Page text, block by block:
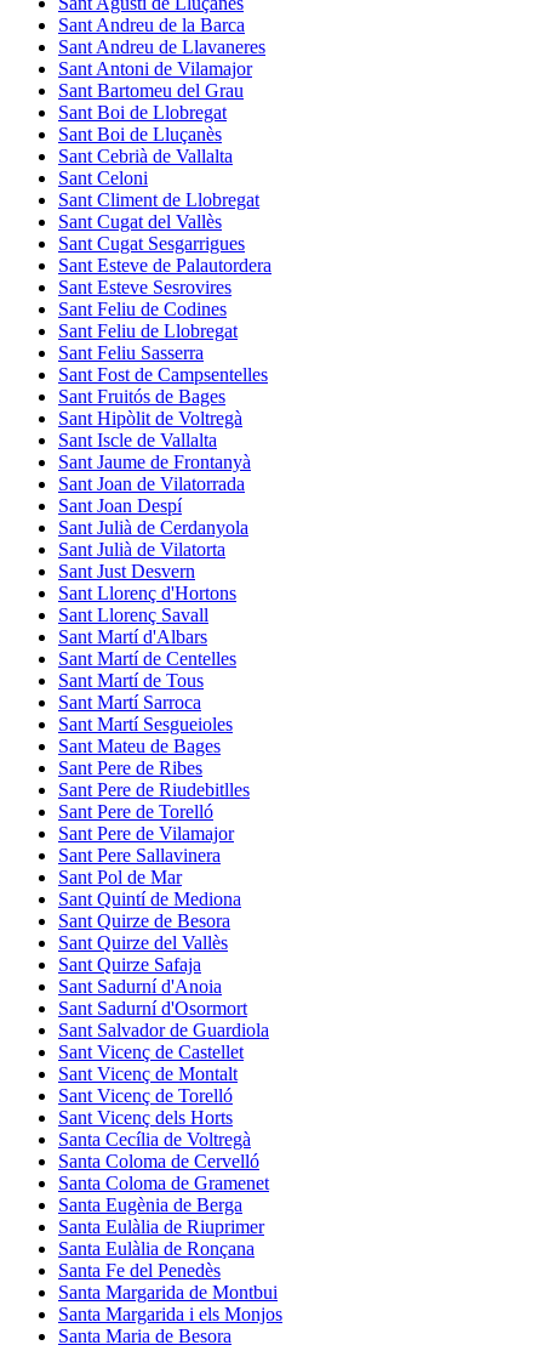
Sant Andreu de la Barca
Sant Andreu de Llavaneres
Sant Antoni de Vilamajor
Sant Bartomeu del Grau
Sant Boi de Llobregat
Sant Boi de Lluçanès
Sant Cebrià de Vallalta
Sant Celoni
Sant Climent de Llobregat
Sant Cugat del Vallès
Sant Cugat Sesgarrigues
Sant Esteve de Palautordera
Sant Esteve Sesrovires
Sant Feliu de Codines
Sant Feliu de Llobregat
Sant Feliu Sasserra
Sant Fost de Campsentelles
Sant Fruitós de Bages
Sant Hipòlit de Voltregà
Sant Iscle de Vallalta
Sant Jaume de Frontanyà
Sant Joan de Vilatorrada
Sant Joan Despí
Sant Julià de Cerdanyola
Sant Julià de Vilatorta
Sant Just Desvern
Sant Llorenç d'Hortons
Sant Llorenç Savall
Sant Martí d'Albars
Sant Martí de Centelles
Sant Martí de Tous
Sant Martí Sarroca
Sant Martí Sesgueioles
Sant Mateu de Bages
Sant Pere de Ribes
Sant Pere de Riudebitlles
Sant Pere de Torelló
Sant Pere de Vilamajor
Sant Pere Sallavinera
Sant Pol de Mar
Sant Quintí de Mediona
Sant Quirze de Besora
Sant Quirze del Vallès
Sant Quirze Safaja
Sant Sadurní d'Anoia
Sant Sadurní d'Osormort
Sant Salvador de Guardiola
Sant Vicenç de Castellet
Sant Vicenç de Montalt
Sant Vicenç de Torelló
Sant Vicenç dels Horts
Santa Cecília de Voltregà
Santa Coloma de Cervelló
Santa Coloma de Gramenet
Santa Eugènia de Berga
Santa Eulàlia de Riuprimer
Santa Eulàlia de Ronçana
Santa Fe del Penedès
Santa Margarida de Montbui
Santa Margarida i els Monjos
Santa Maria de Besora